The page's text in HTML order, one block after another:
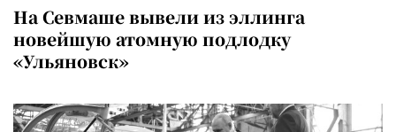
На Севмаше вывели из эллинга
новейшую атомную подлодку
«Ульяновск»